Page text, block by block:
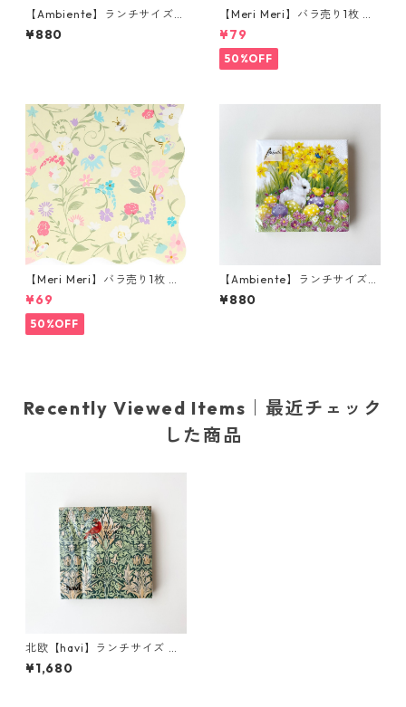
【Ambiente】ランチサイズ
ペーパーナプキン Wood carv
ed trees ライトグレー 20枚
¥880
【Meri Meri】バラ売り1枚 ラ
ンチサイズ ペーパーナプキン
Nathalie Lete FLORA ピンク
ナタリーレテ
¥79
50%OFF
【Meri Meri】バラ売り1枚 カ
クテルサイズ ペーパーナプキ
ン LADUREE イエロー ラデュ
レ
¥69
50%OFF
【Ambiente】ランチサイズ
ペーパーナプキン Easter Frie
nds ホワイト 20枚入り
¥880
Recently Viewed Items｜最近チェック
した商品
北欧【havi】ランチサイズ ペ
ーパーナプキン Snakeshead
グリーン William Morris ウィ
¥1,680